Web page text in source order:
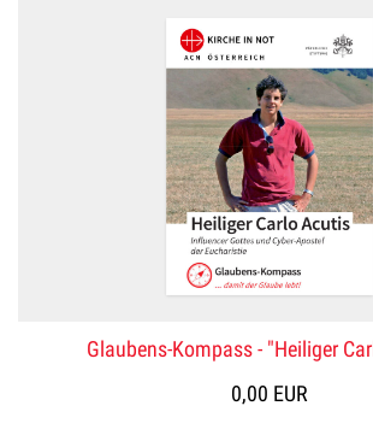
Glaubens-Kompass - "Heiliger
0,00 EUR